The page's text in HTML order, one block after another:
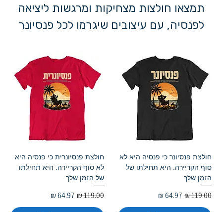
תמצאו חולצות מצחיקות ומרגשות ליציאה
לפנסיה, עם עיצובים שיגרמו לכל פנסיונר
חולצת פנסיונר כי פנסיה היא לא
סוף הקריירה. היא תחילתו של
הזמן שלך
מחיר רגיל מחיר מבצע
חולצת פנסיונרית כי פנסיה היא
לא סוף הקריירה. היא תחילתו
של הזמן שלך
מחיר רגיל מחיר מבצע